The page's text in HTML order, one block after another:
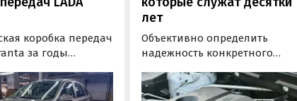
коробка передач
за годы
«АвтоВАЗ»
что после
лет
Объективно определить
надежность конкретного
поскольку его срок службы
прямо зависит от качества